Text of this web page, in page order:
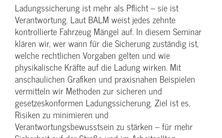
Ladungssicherung ist mehr als Pflicht – sie ist
Verantwortung. Laut BALM weist jedes zehnte
kontrollierte Fahrzeug Mängel auf. In diesem Seminar
klären wir, wer wann für die Sicherung zuständig ist,
welche rechtlichen Vorgaben gelten und wie
physikalische Kräfte auf die Ladung wirken. Mit
anschaulichen Grafiken und praxisnahen Beispielen
vermitteln wir Methoden zur sicheren und
gesetzeskonformen Ladungssicherung. Ziel ist es,
Risiken zu minimieren und
Verantwortungsbewusstsein zu stärken – für mehr